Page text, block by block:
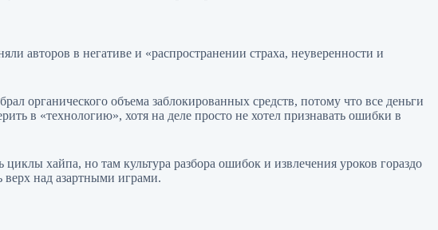
авторов в негативе и «распространении страха, неуверенности и
органического объема заблокированных средств, потому что все деньги
в «технологию», хотя на деле просто не хотел признавать ошибки в
хайпа, но там культура разбора ошибок и извлечения уроков гораздо
верх над азартными играми.